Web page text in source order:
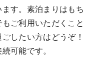
す。素泊まりはもち
ご利用いただくこと
したい方はどうぞ！
可能です。